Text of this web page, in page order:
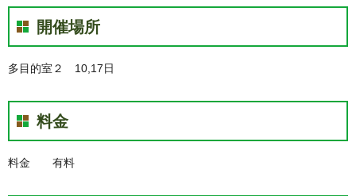
開催場所
多目的室２ 10,17日
料金
料金 有料